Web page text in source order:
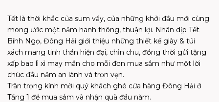
Tết là thời khắc của sum vầy, của những khởi đầu mới cùng
mong ước một năm hanh thông, thuận lợi. Nhân dịp Tết
Bính Ngọ, Đông Hải giới thiệu những thiết kế giày & túi
xách mang tinh thần hiện đại, chỉn chu, đồng thời gửi tặng
xấp bao lì xì may mắn cho mỗi đơn mua sắm như một lời
chúc đầu năm an lành và trọn vẹn.
Trân trọng kính mời quý khách ghé cửa hàng Đông Hải ở
Tầng 1 để mua sắm và nhận quà đầu năm.